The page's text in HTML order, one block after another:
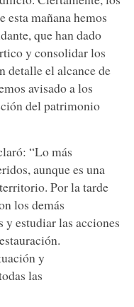
esta mañana hemos
que han dado
y consolidar los
detalle el alcance de
avisado a los
del patrimonio
“Lo más
aunque es una
Por la tarde
los demás
y estudiar las acciones
y
las